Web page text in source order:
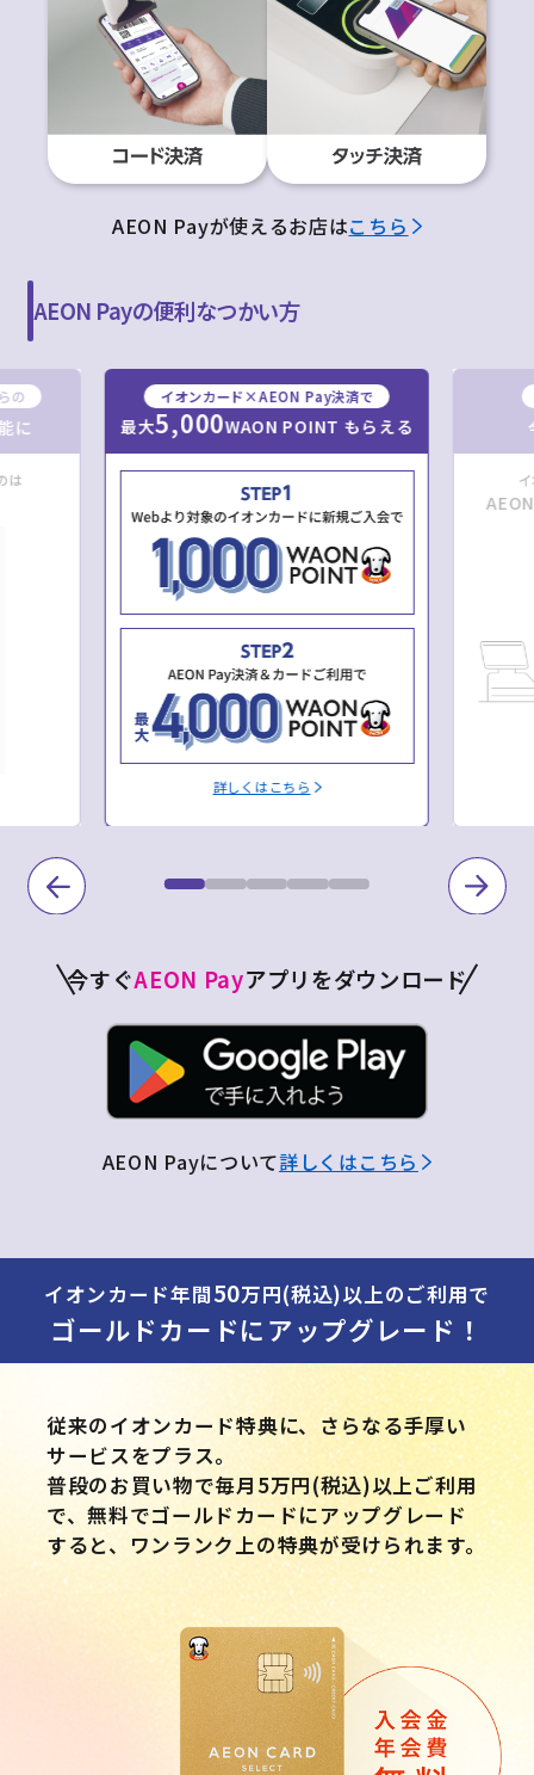
AEON Payが使えるお店はこちら
AEON Payの便利なつかい方
の
に
は
イオンカード×AEON Pay決済で
最大5,000WAON POINT もらえる
詳しくはこちら
今すぐAEON Payアプリをダウンロード
AEON Payについて詳しくはこちら
イオンカード年間50万円(税込)以上のご利用で
ゴールドカードにアップグレード！
従来のイオンカード特典に、さらなる手厚い
サービスをプラス。
普段のお買い物で毎月5万円(税込)以上ご利用
で、無料でゴールドカードにアップグレード
すると、ワンランク上の特典が受けられます。